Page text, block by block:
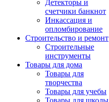
Детекторы и
счетчики банкнот
Инкассация и
опломбирование
Строительство и ремонт
Строительные
инструменты
Товары для дома
Товары для
творчества
Товары для учебы
Товары для школы